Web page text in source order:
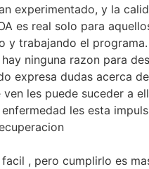
experimentado, y la
es real solo para
y trabajando el programa.
ninguna razon para
expresa dudas acerca
les puede suceder a
les esta
, pero cumplirlo es